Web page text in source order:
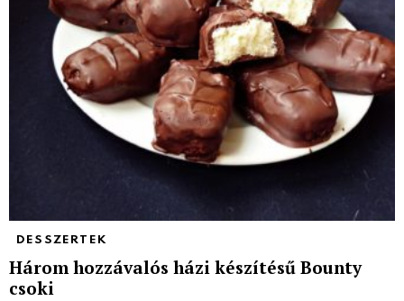
DESSZERTEK
Három hozzávalós házi készítésű Bounty
csoki